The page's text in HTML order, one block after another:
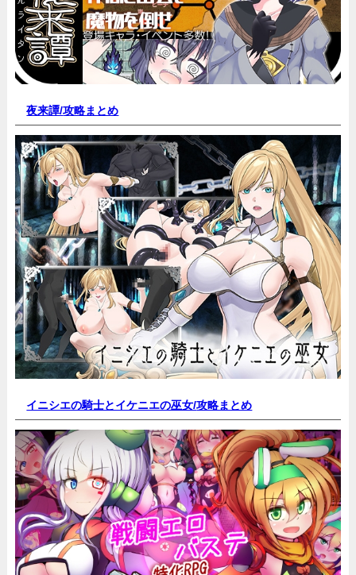
夜来譚/攻略まとめ
イニシエの騎士とイケニエの巫女/攻略まとめ